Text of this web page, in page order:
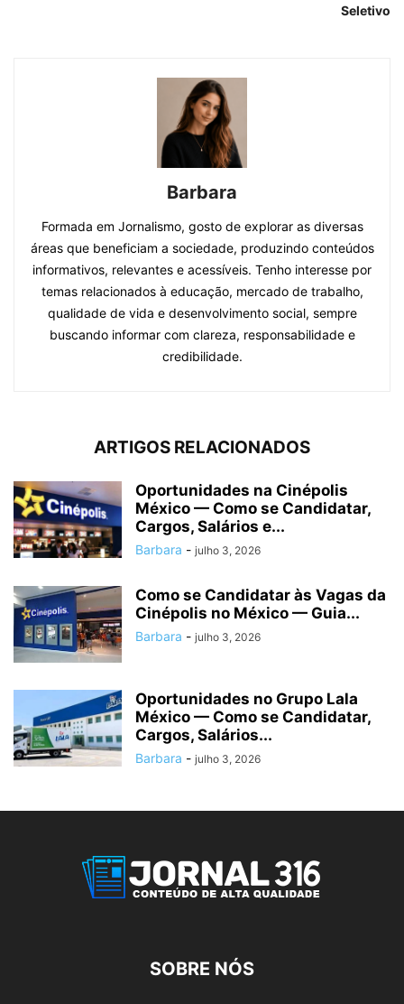
Seletivo
Barbara
Formada em Jornalismo, gosto de explorar as diversas
áreas que beneficiam a sociedade, produzindo conteúdos
informativos, relevantes e acessíveis. Tenho interesse por
temas relacionados à educação, mercado de trabalho,
qualidade de vida e desenvolvimento social, sempre
buscando informar com clareza, responsabilidade e
credibilidade.
ARTIGOS RELACIONADOS
Oportunidades na Cinépolis
México — Como se Candidatar,
Cargos, Salários e...
Barbara - julho 3, 2026
Como se Candidatar às Vagas da
Cinépolis no México — Guia...
Barbara - julho 3, 2026
Oportunidades no Grupo Lala
México — Como se Candidatar,
Cargos, Salários...
Barbara - julho 3, 2026
SOBRE NÓS